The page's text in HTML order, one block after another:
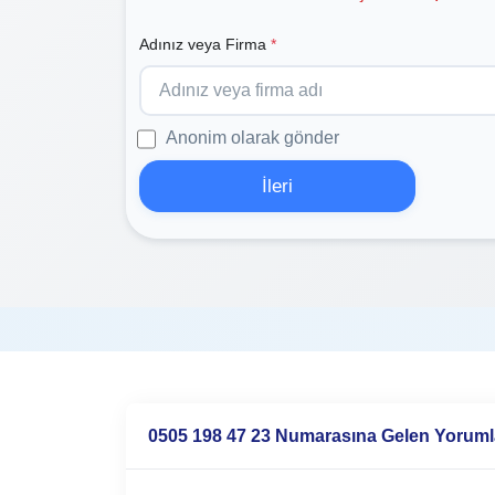
Adınız veya Firma *
Anonim olarak gönder
İleri
0505 198 47 23 Numarasına Gelen